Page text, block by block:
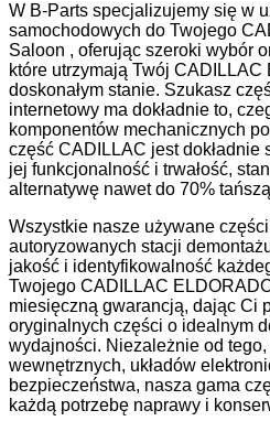
W B-Parts specjalizujemy się w
samochodowych do Twojego
Saloon , oferując szeroki wybór
które utrzymają Twój
doskonałym stanie. Szukasz
internetowy ma dokładnie to,
komponentów mechanicznych
część CADILLAC jest
jej funkcjonalność i trwałość,
alternatywę nawet do 70%
Wszystkie nasze używane
autoryzowanych stacji
jakość i identyfikowalność
Twojego CADILLAC
miesięczną gwarancją, dając Ci
oryginalnych części o idealnym
wydajności. Niezależnie od
wewnętrznych, układów
bezpieczeństwa, nasza gama
każdą potrzebę naprawy i